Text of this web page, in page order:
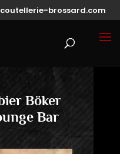
brossard.com
Böker
Bar